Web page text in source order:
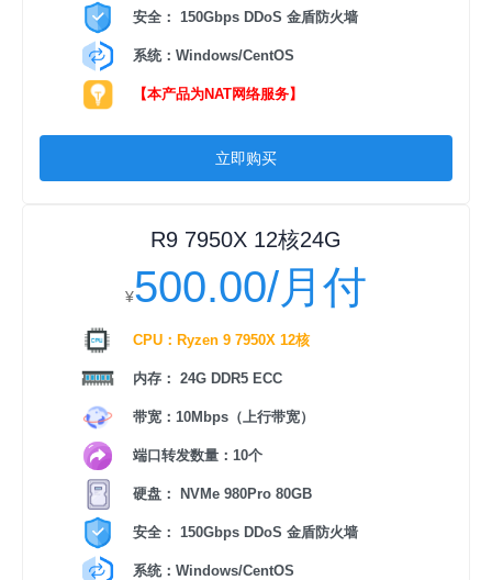
安全： 150Gbps DDoS 金盾防火墙
系统：Windows/CentOS
【本产品为NAT网络服务】
立即购买
R9 7950X 12核24G
¥500.00/月付
CPU：Ryzen 9 7950X 12核
内存： 24G DDR5 ECC
带宽：10Mbps（上行带宽）
端口转发数量：10个
硬盘： NVMe 980Pro 80GB
安全： 150Gbps DDoS 金盾防火墙
系统：Windows/CentOS